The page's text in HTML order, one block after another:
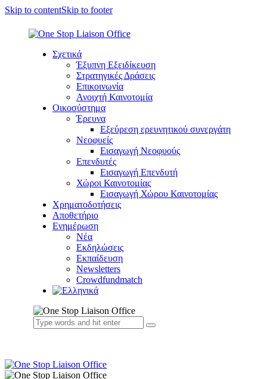
Skip to contentSkip to footer
Σχετικά
Έξυπνη Εξειδίκευση
Στρατηγικές Δράσεις
Επικοινωνία
Ανοιχτή Καινοτομία
Οικοσύστημα
Έρευνα
Εξεύρεση ερευνητικού συνεργάτη
Νεοφυείς
Εισαγωγή Νεοφυούς
Επενδυτές
Εισαγωγή Επενδυτή
Χώροι Καινοτομίας
Εισαγωγή Χώρου Καινοτομίας
Χρηματοδοτήσεις
Αποθετήριο
Ενημέρωση
Νέα
Εκδηλώσεις
Εκπαίδευση
Newsletters
Crowdfundmatch